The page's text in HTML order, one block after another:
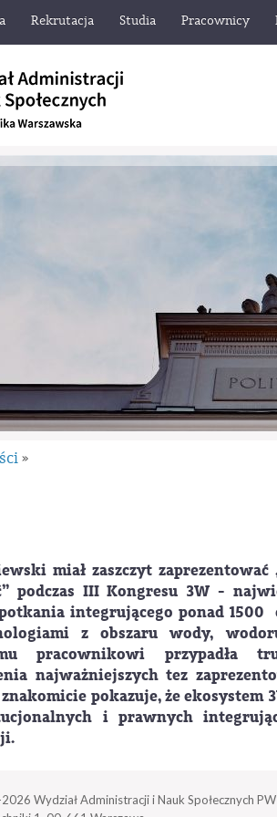
Rekrutacja Studia Pracownicy
»
miał zaszczyt zaprezentować
podczas III Kongresu 3W -
integrującego ponad 1500
z obszaru wody,
pracownikowi przypadła
najważniejszych tez
pokazuje, że ekosystem
i prawnych
Wydział Administracji i Nauk Społecznych PW